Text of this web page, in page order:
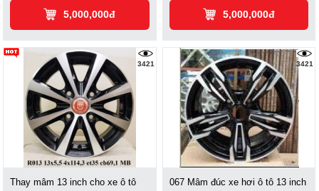
5,000,000đ 5,000,000đ
3421
Thay mâm 13 inch cho xe ô tô
3421
067 Mâm đúc xe hơi ô tô 13 inch